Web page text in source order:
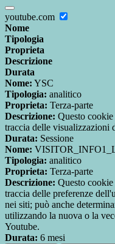
youtube.com
Nome
Tipologia
Proprieta
Descrizione
Durata
Nome: YSC
Tipologia: analitico
Proprieta: Terza-parte
Descrizione: Questo cookie
traccia delle visualizzazioni
Durata: Sessione
Nome:
Tipologia: analitico
Proprieta: Terza-parte
Descrizione: Questo cookie
traccia delle preferenze
nei siti; può anche
utilizzando la nuova o la
Youtube.
Durata: 6 mesi